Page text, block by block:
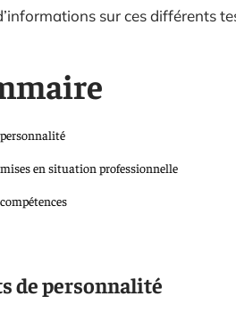
sur ces différents
mises en situation professionnelle
de personnalité